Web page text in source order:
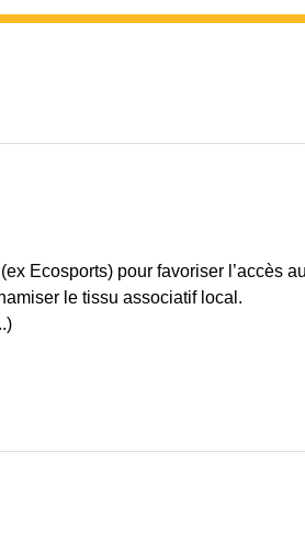
Ecosports) pour favoriser l’accès
le tissu associatif local.